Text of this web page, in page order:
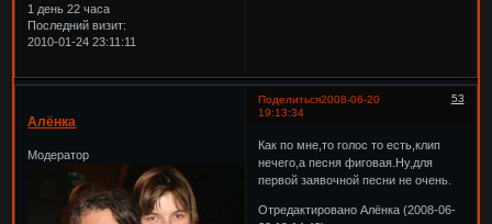
1 день 22 часа
Последний визит:
2010-01-24 23:11:11
Поделиться 53
2008-06-20
19:13:34
Алёнка
Модератор
Как по мне,то голос то есть,клип
нечего,а песня фиговая.Ну,для
первой заявочной песни не очень.
Отредактировано Алёнка (2008-06-